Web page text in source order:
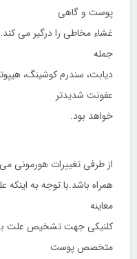
پوست و گاهی
غشاء مخاطی را درگیر می کند.
جمله
دیابت، سندرم کوشینگ،
عفونت شدیدتر
خواهد بود.
از طرفی تغییرات هورمونی
همراه باشد.با توجه به
معاینه
کلنیکی جهت تشخیص علت
متخصص پوست